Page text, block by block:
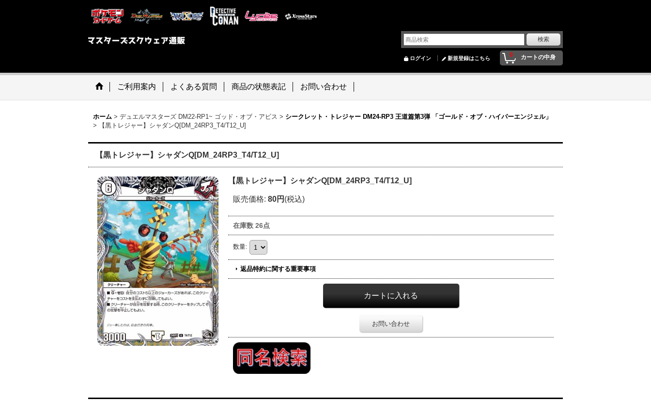
0 カートの中身
ログイン 新規登録はこちら
ご利用案内 よくある質問 商品の状態表記 お問い合わせ
ホーム > デュエルマスターズ DM22-RP1~ ゴッド・オブ・アビス > シークレット・トレジャー DM24-RP3 王道篇第3弾 「ゴールド・オブ・ハイパーエンジェル」
>
【黒トレジャー】シャダンQ[DM_24RP3_T4/T12_U]
【黒トレジャー】シャダンQ[DM_24RP3_T4/T12_U]
【黒トレジャー】シャダンQ[DM_24RP3_T4/T12_U]
販売価格: 80円 (税込)
在庫数 26点
数量:
返品特約に関する重要事項
お問い合わせ